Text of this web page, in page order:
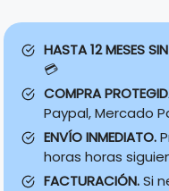
HASTA 12 MESES
💳
COMPRA
Paypal, Mercado
ENVÍO INMEDIATO.
horas horas
FACTURACIÓN.Si